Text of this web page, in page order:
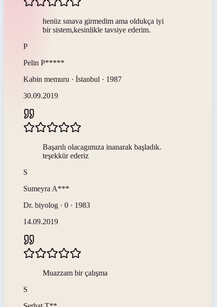
henüz sınava girmedim ama oldukça iyi
bir sistem,kesinlikle tavsiye ederim.
P
Pelin P*****
Kabin memuru · İstanbul · 1987
30.09.2019
Başarılı olacagımıza inanarak başladık.
teşekkür ederiz
S
Sumeyra A***
Dr. biyolog · 0 · 1983
14.09.2019
Muazzam bir çalışma
S